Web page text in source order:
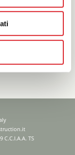
C.C.I.A.A. TS